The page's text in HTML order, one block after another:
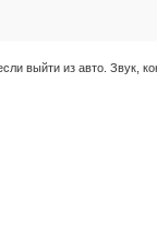
выйти из авто. Звук,